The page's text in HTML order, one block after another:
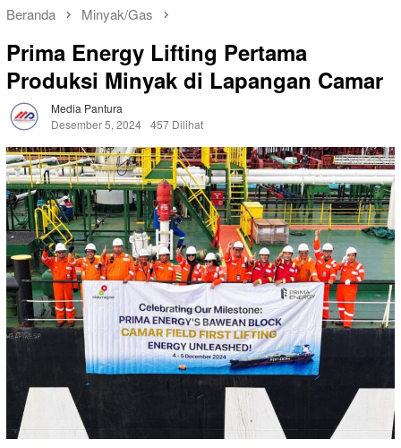
Beranda Minyak/Gas
Prima Energy Lifting Pertama
Produksi Minyak di Lapangan Camar
Media Pantura
Desember 5, 2024 457 Dilihat